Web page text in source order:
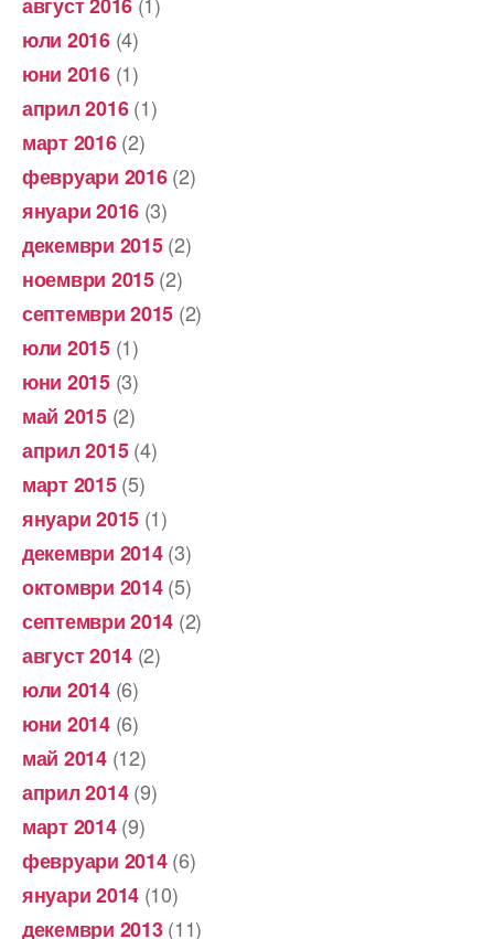
юли 2016(4)
юни 2016(1)
април 2016(1)
март 2016(2)
февруари 2016(2)
януари 2016 (3)
декември 2015(2)
ноември 2015(2)
септември 2015 (2)
юли 2015(1)
юни 2015(3)
май 2015(2)
април 2015(4)
март 2015(5)
януари 2015 (1)
декември 2014(3)
октомври 2014(5)
септември 2014 (2)
август 2014 (2)
юли 2014(6)
юни 2014(6)
май 2014(12)
април 2014(9)
март 2014(9)
февруари 2014(6)
януари 2014 (10)
декември 2013(11)